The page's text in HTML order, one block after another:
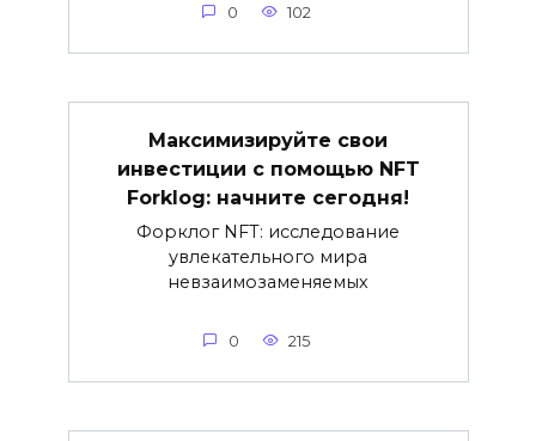
0 102
Максимизируйте свои
инвестиции с помощью NFT
Forklog: начните сегодня!
Форклог NFT: исследование
увлекательного мира
невзаимозаменяемых
0 215